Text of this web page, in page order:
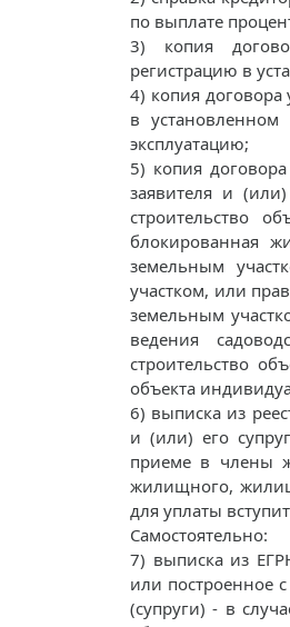
по выплате
3) копия
регистрацию в
4) копия договора
в
эксплуатацию;
5) копия
заявителя и
строительство
блокированная
земельным
участком, или
земельным
ведения
строительство
объекта
6) выписка из
и (или) его
приеме в члены
жилищного,
для уплаты
Самостоятельно:
7) выписка из
или построенное
(супруги) - в